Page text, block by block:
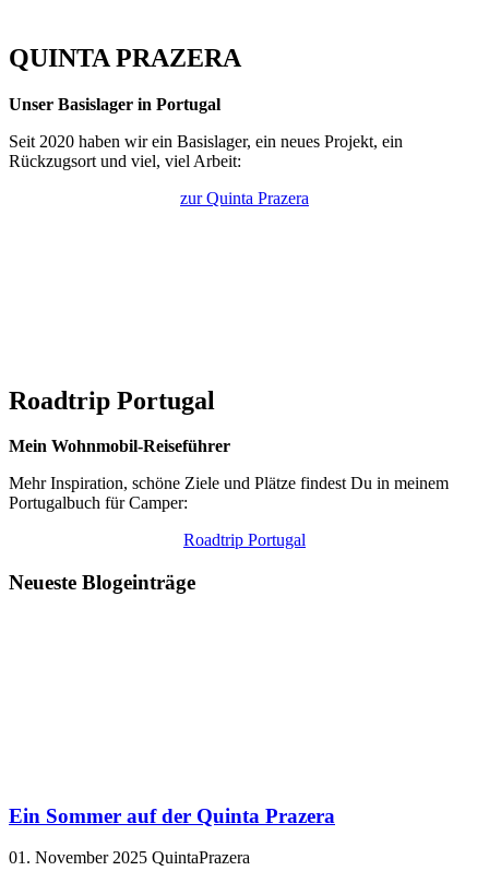
QUINTA PRAZERA
Unser Basislager in Portugal
Seit 2020 haben wir ein Basislager, ein neues Projekt, ein
Rückzugsort und viel, viel Arbeit:
zur Quinta Prazera
Roadtrip Portugal
Mein Wohnmobil-Reiseführer
Mehr Inspiration, schöne Ziele und Plätze findest Du in meinem
Portugalbuch für Camper:
Roadtrip Portugal
Neueste Blogeinträge
Ein Sommer auf der Quinta Prazera
01. November 2025 QuintaPrazera